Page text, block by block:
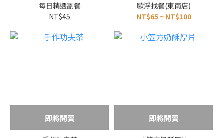
每日精選副餐
NT$45
歐浮找餐(東南店)
NT$65 ~ NT$100
即將開賣 即將開賣